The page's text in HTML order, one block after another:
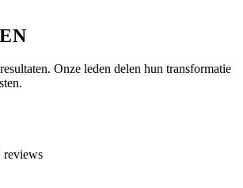
Onze leden delen hun transformatie
reviews